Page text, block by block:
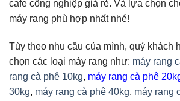
cafe công nghiệp giá rẻ. Và lựa chọn
máy rang phù hợp nhất nhé!
Tùy theo nhu cầu của mình, quý khách
chọn các loại máy rang như: máy rang
rang cà phê 10kg, máy rang cà phê
30kg, máy rang cà phê 40kg, máy rang